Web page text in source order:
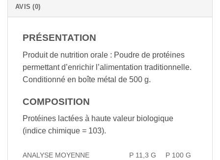
AVIS (0)
PRÉSENTATION
Produit de nutrition orale : Poudre de protéines
permettant d’enrichir l’alimentation traditionnelle.
Conditionné en boîte métal de 500 g.
COMPOSITION
Protéines lactées à haute valeur biologique
(indice chimique = 103).
ANALYSE MOYENNE P 11,3 G P 100 G